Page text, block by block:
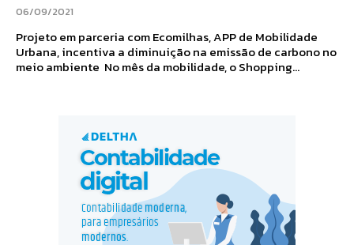
06/09/2021
Projeto em parceria com Ecomilhas, APP de Mobilidade
Urbana, incentiva a diminuição na emissão de carbono no
meio ambiente No mês da mobilidade, o Shopping...